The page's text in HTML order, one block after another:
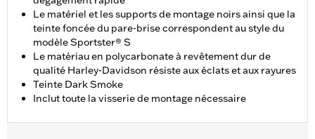
Le matériel et les supports de montage noirs ainsi que la
teinte foncée du pare-brise correspondent au style du
modèle Sportster® S
Le matériau en polycarbonate à revêtement dur de
qualité Harley-Davidson résiste aux éclats et aux rayures
Teinte Dark Smoke
Inclut toute la visserie de montage nécessaire